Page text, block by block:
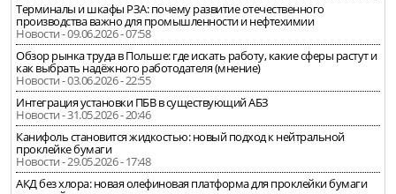
Терминалы и шкафы РЗА: почему развитие отечественного
производства важно для промышленности и нефтехимии
Новости - 09.06.2026 - 07:58
Обзор рынка труда в Польше: где искать работу, какие сферы растут и
как выбрать надёжного работодателя (мнение)
Новости - 03.06.2026 - 22:55
Интеграция установки ПБВ в существующий АБЗ
Новости - 31.05.2026 - 20:46
Канифоль становится жидкостью: новый подход к нейтральной
проклейке бумаги
Новости - 29.05.2026 - 17:48
АКД без хлора: новая олефиновая платформа для проклейки бумаги